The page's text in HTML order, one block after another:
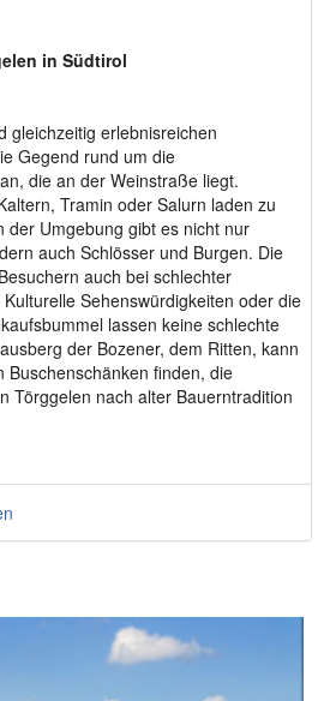
in Südtirol
gleichzeitig erlebnisreichen
Gegend rund um die
die an der Weinstraße liegt.
Tramin oder Salurn laden zu
der Umgebung gibt es nicht nur
auch Schlösser und Burgen. Die
auch bei schlechter
Sehenswürdigkeiten oder die
lassen keine schlechte
der Bozener, dem Ritten, kann
Buschenschänken finden, die
Törggelen nach alter Bauerntradition